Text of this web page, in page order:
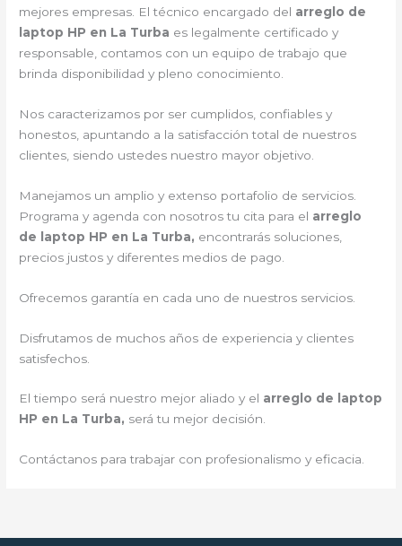
mejores empresas. El técnico encargado del arreglo de
laptop HP en La Turba es legalmente certificado y
responsable, contamos con un equipo de trabajo que
brinda disponibilidad y pleno conocimiento.
Nos caracterizamos por ser cumplidos, confiables y
honestos, apuntando a la satisfacción total de nuestros
clientes, siendo ustedes nuestro mayor objetivo.
Manejamos un amplio y extenso portafolio de servicios.
Programa y agenda con nosotros tu cita para el arreglo
de laptop HP en La Turba, encontrarás soluciones,
precios justos y diferentes medios de pago.
Ofrecemos garantía en cada uno de nuestros servicios.
Disfrutamos de muchos años de experiencia y clientes
satisfechos.
El tiempo será nuestro mejor aliado y el arreglo de laptop
HP en La Turba, será tu mejor decisión.
Contáctanos para trabajar con profesionalismo y eficacia.